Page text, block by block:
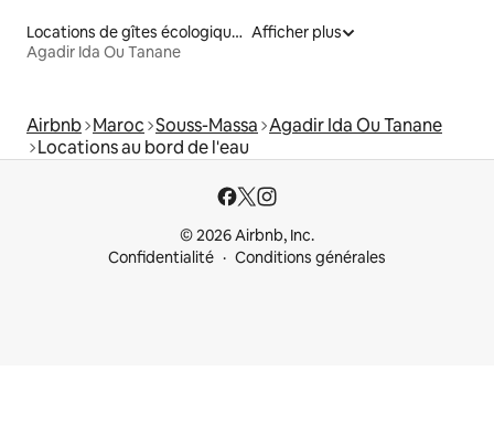
Locations de gîtes écologiques
Agadir Ida Ou Tanane
Afficher plus
Airbnb Maroc Souss-Massa Agadir Ida Ou Tanane
Locations au bord de l'eau
© 2026 Airbnb, Inc.
Confidentialité
Conditions générales